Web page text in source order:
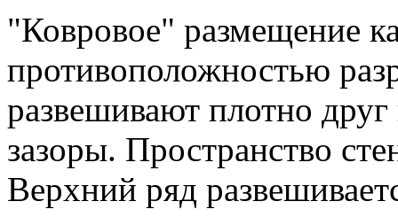
"Ковровое" размещение
противоположностью
развешивают плотно
зазоры. Пространство
Верхний ряд